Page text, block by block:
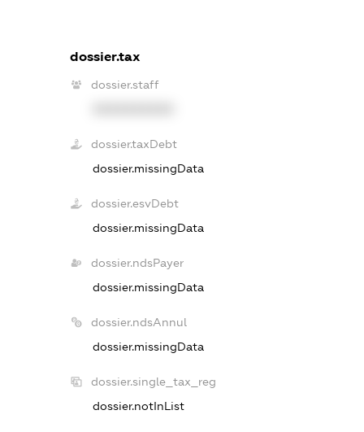
dossier.tax
dossier.staff
dossier.taxDebt
dossier.missingData
dossier.esvDebt
dossier.missingData
dossier.ndsPayer
dossier.missingData
dossier.ndsAnnul
dossier.missingData
dossier.single_tax_reg
dossier.notInList